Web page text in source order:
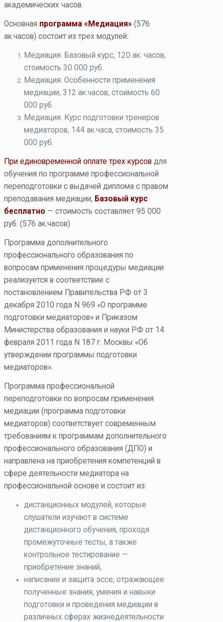
академических часов.
Основная программа «Медиация» (576
ак.часов) состоит из трех модулей:
Медиация. Базовый курс, 120 ак. часов,
стоимость 30 000 руб.
Медиация. Особенности применения
медиации, 312 ак.часов, стоимость 60
000 руб.
Медиация. Курс подготовки тренеров
медиаторов, 144 ак.часа, стоимость 35
000 руб.
При единовременной оплате трех курсов для
обучения по программе профессиональной
переподготовки с выдачей диплома с правом
преподавания медиации, Базовый курс
бесплатно — стоимость составляет 95 000
руб. (576 ак.часов)
Программа дополнительного
профессионального образования по
вопросам применения процедуры медиации
реализуется в соответствие с
постановлением Правительства РФ от 3
декабря 2010 года N 969 «О программе
подготовки медиаторов» и Приказом
Министерства образования и науки РФ от 14
февраля 2011 года N 187 г. Москвы «Об
утверждении программы подготовки
медиаторов».
Программа профессиональной
переподготовки по вопросам применения
медиации (программа подготовки
медиаторов) соответствует современным
требованиям к программам дополнительного
профессионального образования (ДПО) и
направлена на приобретения компетенций в
сфере деятельности медиатора на
профессиональной основе и состоит из:
дистанционных модулей, которые
слушатели изучают в системе
дистанционного обучения, проходя
промежуточные тесты, а также
контрольное тестирование —
приобретение знаний,
написание и защита эссе, отражающее
полученные знания, умения и навыки
подготовки и проведения медиации в
различных сферах жизнедеятельности